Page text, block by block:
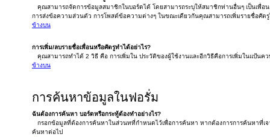
คุณสามารถจัดการข้อมูลสมาชิกในบอร์ดได้ โดยสามารถระบุให้สมาชิกท่านอื่นๆ เป็นเพื่อ
การส่งข้อความส่วนตัว การโพสต์ข้อความต่างๆ ในขณะเดียวกันคุณสามารถเพิ่มรายชื่อศั
ข้างบน
การเพิ่ม/ลบรายชื่อเพื่อนหรือศัตรูทำได้อย่าไร?
คุณสามารถทำได้ 2 วิธี คือ การเพิ่มใน ประวัติของผู้ใช้งานและอีกวิธีคือการเพิ่มในแป้นค
ข้างบน
การค้นหาข้อมูลในฟอรั่ม
ฉันต้องการค้นหา บอร์ดหรือกระทู้ต้องทำอย่างไร?
กรอกข้อมูลที่ต้องการค้นหาในส่วนทที่กำหนดไว้เพื่อการค้นหา หากต้องการการค้นหาที่เจา
ค้นหาต่อไป